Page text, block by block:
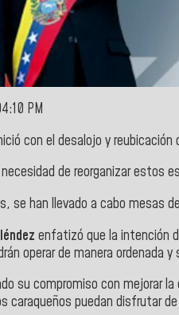
PM
con el desalojo y
de reorganizar estos
se han llevado a cabo mesas
enfatizó que la intención
operar de manera ordenada
su compromiso con mejorar
caraqueños puedan disfrutar